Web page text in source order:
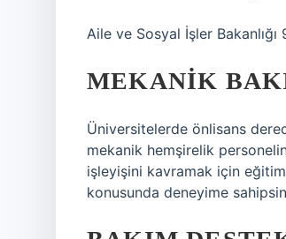
Aile ve Sosyal İşler
MEKANIK
Üniversitelerde önlisans
mekanik hemşirelik
işleyişini kavramak için eğitim
konusunda deneyime